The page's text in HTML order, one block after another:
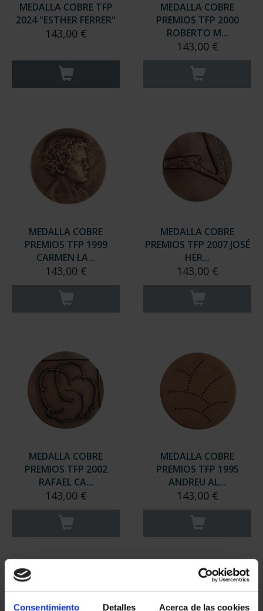
Consentimiento Detalles Acerca de las cookies
MEDALLA COBRE TFP
2024 "ESTHER FERRER"
143,00 €
MEDALLA COBRE
PREMIOS TFP 2000
ROBERTO M...
143,00 €
MEDALLA COBRE
PREMIOS TFP 1999
CARMEN LA...
143,00 €
MEDALLA COBRE
PREMIOS TFP 2007 JOSÉ
HER...
143,00 €
MEDALLA COBRE
PREMIOS TFP 2002
RAFAEL CA...
143,00 €
MEDALLA COBRE
PREMIOS TFP 1995
ANDREU AL...
143,00 €